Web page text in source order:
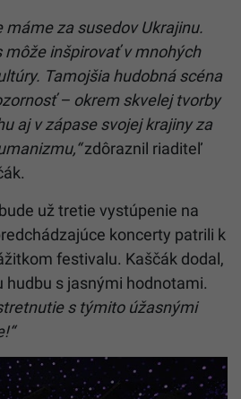
máme za susedov Ukrajinu.
môže inšpirovať v mnohých
Tamojšia hudobná scéna
– okrem skvelej tvorby
aj v zápase svojej krajiny za
zdôraznil riaditeľ
už tretie vystúpenie na
koncerty patrili k
festivalu. Kaščák dodal,
hudbu s jasnými hodnotami.
s týmito úžasnými